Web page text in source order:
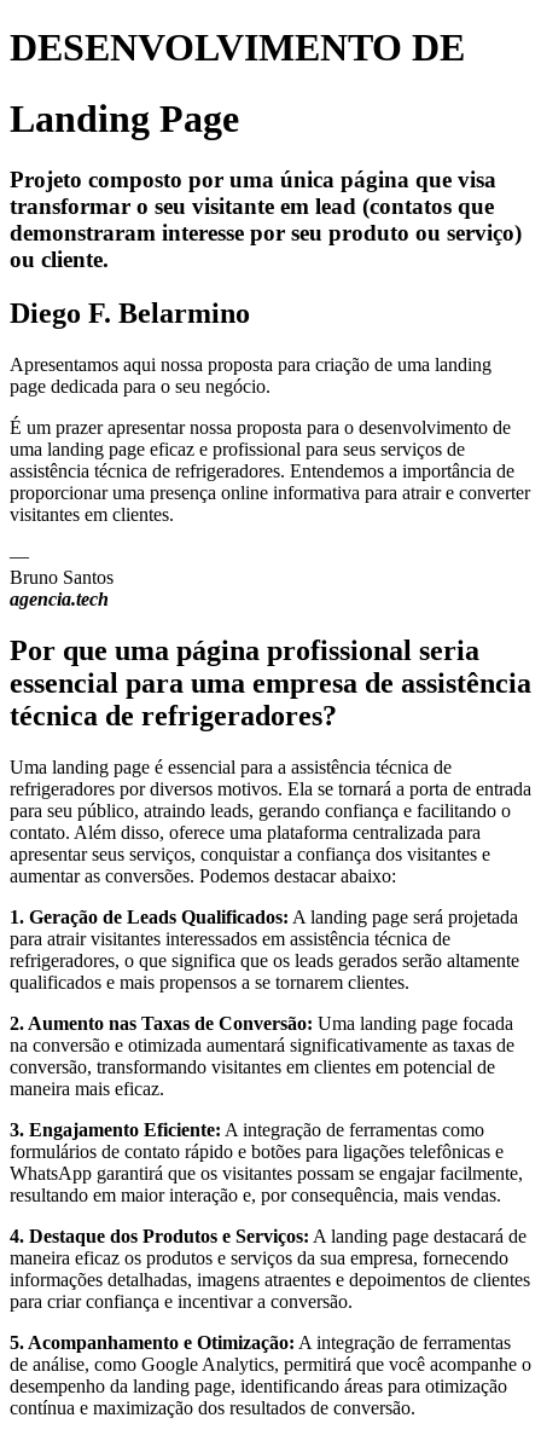
DESENVOLVIMENTO DE
Landing Page
Projeto composto por uma única página que visa
transformar o seu visitante em lead (contatos que
demonstraram interesse por seu produto ou serviço)
ou cliente.
Diego F. Belarmino
Apresentamos aqui nossa proposta para criação de uma landing
page dedicada para o seu negócio.
É um prazer apresentar nossa proposta para o desenvolvimento de
uma landing page eficaz e profissional para seus serviços de
assistência técnica de refrigeradores. Entendemos a importância de
proporcionar uma presença online informativa para atrair e converter
visitantes em clientes.
—
Bruno Santos
agencia.tech
Por que uma página profissional seria
essencial para uma empresa de assistência
técnica de refrigeradores?
Uma landing page é essencial para a assistência técnica de
refrigeradores por diversos motivos. Ela se tornará a porta de entrada
para seu público, atraindo leads, gerando confiança e facilitando o
contato. Além disso, oferece uma plataforma centralizada para
apresentar seus serviços, conquistar a confiança dos visitantes e
aumentar as conversões. Podemos destacar abaixo:
1. Geração de Leads Qualificados: A landing page será projetada
para atrair visitantes interessados em assistência técnica de
refrigeradores, o que significa que os leads gerados serão altamente
qualificados e mais propensos a se tornarem clientes.
2. Aumento nas Taxas de Conversão: Uma landing page focada
na conversão e otimizada aumentará significativamente as taxas de
conversão, transformando visitantes em clientes em potencial de
maneira mais eficaz.
3. Engajamento Eficiente: A integração de ferramentas como
formulários de contato rápido e botões para ligações telefônicas e
WhatsApp garantirá que os visitantes possam se engajar facilmente,
resultando em maior interação e, por consequência, mais vendas.
4. Destaque dos Produtos e Serviços: A landing page destacará de
maneira eficaz os produtos e serviços da sua empresa, fornecendo
informações detalhadas, imagens atraentes e depoimentos de clientes
para criar confiança e incentivar a conversão.
5. Acompanhamento e Otimização: A integração de ferramentas
de análise, como Google Analytics, permitirá que você acompanhe o
desempenho da landing page, identificando áreas para otimização
contínua e maximização dos resultados de conversão.